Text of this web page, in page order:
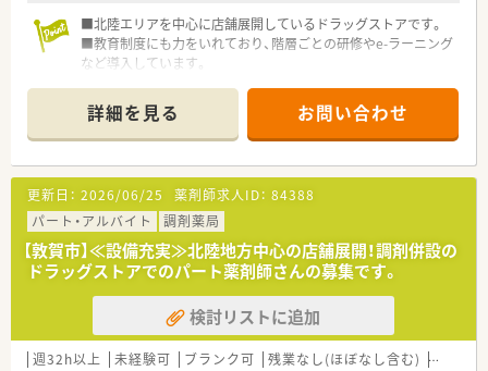
■北陸エリアを中心に店舗展開しているドラッグストアです。
■教育制度にも力をいれており、階層ごとの研修やe-ラーニング
など導入しています。
詳細を見る お問い合わせ
更新日： 2026/06/25 薬剤師求人ID： 84388
パート・アルバイト
調剤薬局
【敦賀市】≪設備充実≫北陸地方中心の店舗展開！調剤併設の
ドラッグストアでのパート薬剤師さんの募集です。
検討リストに追加
週32h以上 未経験可 ブランク可 残業なし(ほぼなし含む) 車通勤